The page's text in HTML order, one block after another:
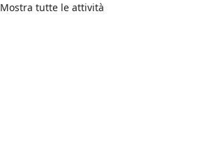
Mostra tutte le attività